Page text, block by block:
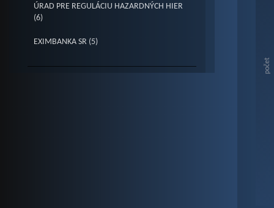
ÚRAD PRE REGULÁCIU HAZARDNÝCH HIER
(6)
EXIMBANKA SR (5)
Bar
počet